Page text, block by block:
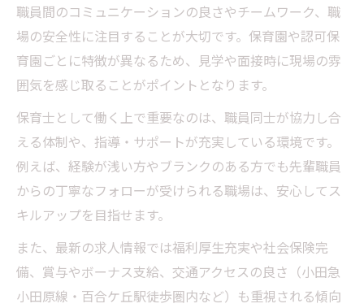
保育士専門求人で比較する職場環境の違い
給与・福利厚生が充実した求人の選び方
働きやすい保育士求人情報を見極める秘訣
待遇アップを目指す保育士必見の情報とは
保育士待遇アップの最新情報と実例を紹介
給与交渉がしやすい保育士求人の探し方
福利厚生で差がつく保育士転職の注意点
処遇改善加算を生かす保育士求人の選択肢
安心して働ける百合丘の保育士職場環境
職員間のコミュニケーションの良さやチームワーク、職
場の安全性に注目することが大切です。保育園や認可保
育園ごとに特徴が異なるため、見学や面接時に現場の雰
囲気を感じ取ることがポイントとなります。
保育士として働く上で重要なのは、職員同士が協力し合
える体制や、指導・サポートが充実している環境です。
例えば、経験が浅い方やブランクのある方でも先輩職員
からの丁寧なフォローが受けられる職場は、安心してス
キルアップを目指せます。
また、最新の求人情報では福利厚生充実や社会保険完
備、賞与やボーナス支給、交通アクセスの良さ（小田急
小田原線・百合ケ丘駅徒歩圏内など）も重視される傾向